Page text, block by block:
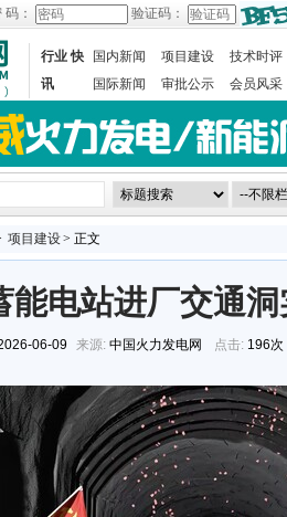
码： 验证码：
行业 快
讯
国内新闻 项目建设
技术时评
国际新闻
审批公示 会员风采
项目建设> 正文
能电站进厂交通
06-09 来源: 中国火力发电网 点击: 196次